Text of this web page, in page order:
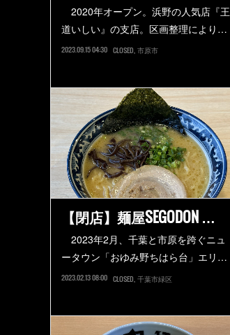
2020年オープン。浜野の人気店『王
道いしい』の支店。区画整理により…
2023.09.15 04:30 CLOSED 市原市
【閉店】麺屋SEGODON …
2023年2月、千葉と市原を跨ぐニュ
ータウン「おゆみ野ちはら台」エリ…
2023.02.13 08:00 CLOSED 千葉市緑区